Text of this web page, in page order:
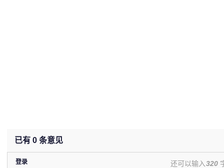
已有 0 条意见
登录 还可以输入320